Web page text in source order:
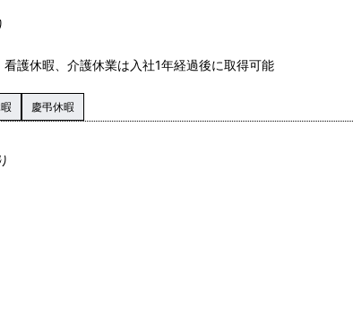
護休暇、介護休業は入社1年経過後に取得可能
慶弔休暇